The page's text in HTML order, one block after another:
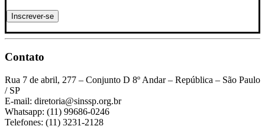
Contato
Rua 7 de abril, 277 – Conjunto D 8º Andar – República – São Paulo
/ SP
E-mail: diretoria@sinssp.org.br
Whatsapp: (11) 99686-0246
Telefones: (11) 3231-2128